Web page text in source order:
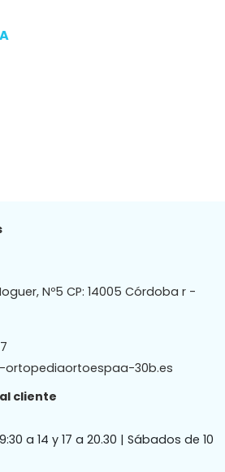
Nº5 CP: 14005 Córdoba r -
ortopediaortoespaa-30b.es
cliente
a 14 y 17 a 20.30 | Sábados de 10